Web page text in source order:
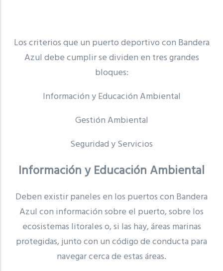
Los criterios que un puerto deportivo con Bandera
Azul debe cumplir se dividen en tres grandes
bloques:
Información y Educación Ambiental
Gestión Ambiental
Seguridad y Servicios
Información y Educación Ambiental
Deben existir paneles en los puertos con Bandera
Azul con información sobre el puerto, sobre los
ecosistemas litorales o, si las hay, áreas marinas
protegidas, junto con un código de conducta para
navegar cerca de estas áreas.